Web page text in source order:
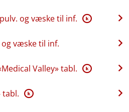
og væske til inf. K
væske til inf.
Valley» tabl. K
tabl. K